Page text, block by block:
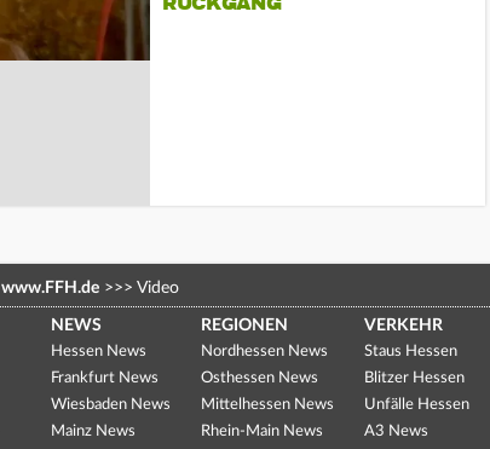
www.FFH.de >>> Video
NEWS
Hessen News
Frankfurt News
Wiesbaden News
Mainz News
REGIONEN
Nordhessen News
Osthessen News
Mittelhessen News
Rhein-Main News
VERKEHR
Staus Hessen
Blitzer Hessen
Unfälle Hessen
A3 News